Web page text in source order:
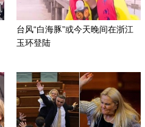
台风“白海豚”或今天晚间在浙江
玉环登陆